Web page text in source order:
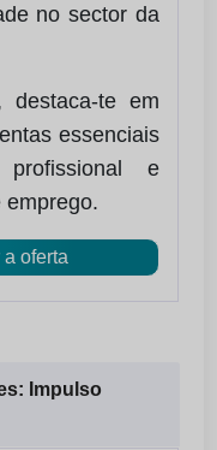
no sector da
destaca-te em
essenciais
e
emprego.
oferta
Impulso